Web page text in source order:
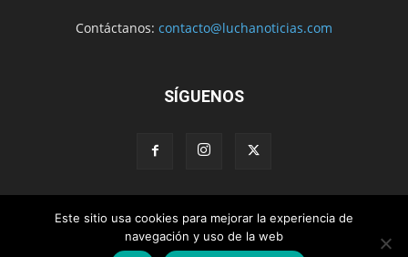
Contáctanos: contacto@luchanoticias.com
SÍGUENOS
WWE Noticias WWE AEW
Lucha Libre Mexicana
Colabora con nosotros
Este sitio usa cookies para mejorar la experiencia de
navegación y uso de la web